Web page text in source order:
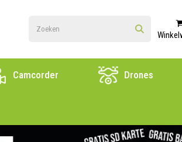
Camcorder Drones